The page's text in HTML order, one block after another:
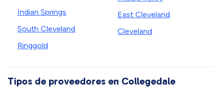
Indian Springs
South Cleveland
Ringgold
East Cleveland
Cleveland
Tipos de proveedores en Collegedale